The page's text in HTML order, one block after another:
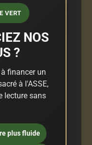
VERT
NOS
?
financer un
à l'ASSE,
lecture sans
plus fluide